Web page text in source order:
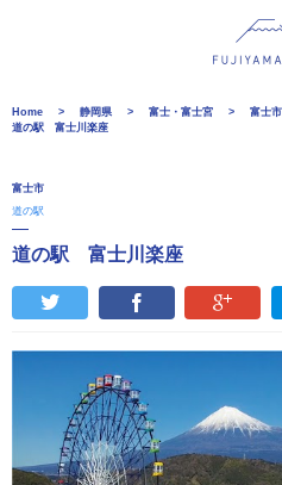
Home 静岡県 富士・富士宮 富士市
道の駅 富士川楽座
富士市
道の駅
道の駅 富士川楽座